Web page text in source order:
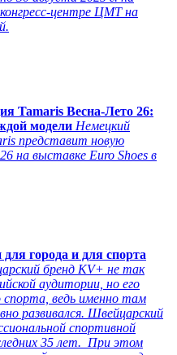
центре ЦМТ на
Tamaris Весна-Лето 26:
модели Немецкий
представит новую
на выставке Euro Shoes в
города и для спорта
бренд KV+ не так
аудитории, но его
ведь именно там
развивался. Швейцарский
спортивной
35 лет. При этом